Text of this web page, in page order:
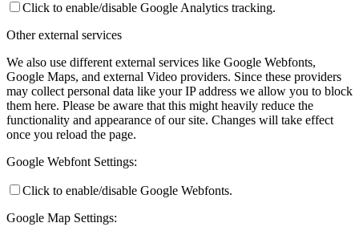
Click to enable/disable Google Analytics tracking.
Other external services
We also use different external services like Google Webfonts,
Google Maps, and external Video providers. Since these providers
may collect personal data like your IP address we allow you to block
them here. Please be aware that this might heavily reduce the
functionality and appearance of our site. Changes will take effect
once you reload the page.
Google Webfont Settings:
Click to enable/disable Google Webfonts.
Google Map Settings: